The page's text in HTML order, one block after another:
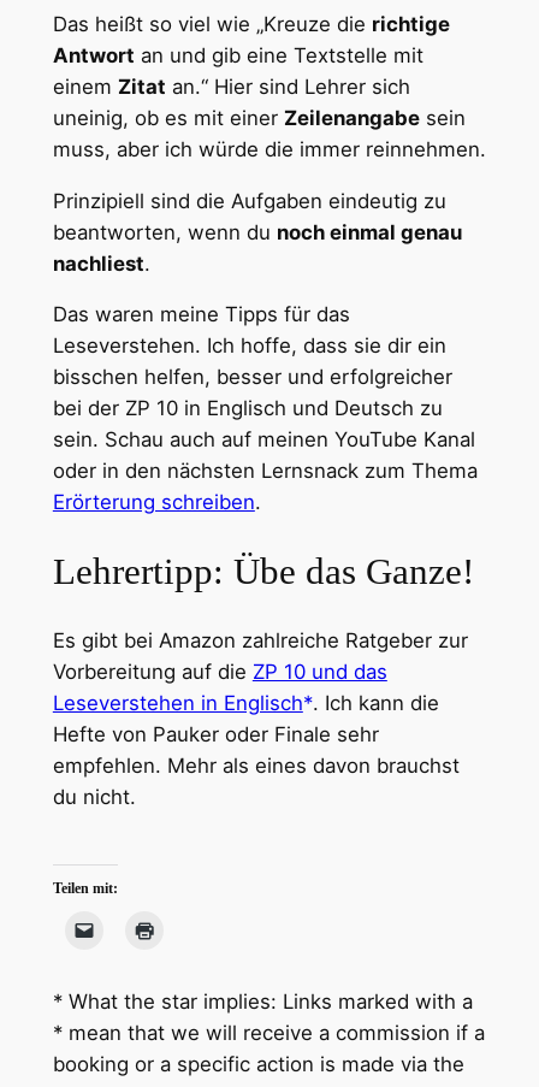
Das heißt so viel wie „Kreuze die richtige
Antwort an und gib eine Textstelle mit
einem Zitat an.“ Hier sind Lehrer sich
uneinig, ob es mit einer Zeilenangabesein
muss, aber ich würde die immer reinnehmen.
Prinzipiell sind die Aufgaben eindeutig zu
beantworten, wenn du noch einmal genau
nachliest.
Das waren meine Tipps für das
Leseverstehen. Ich hoffe, dass sie dir ein
bisschen helfen, besser und erfolgreicher
bei der ZP 10 in Englisch und Deutsch zu
sein. Schau auch auf meinen YouTube Kanal
oder in den nächsten Lernsnack zum Thema
Erörterung schreiben.
Lehrertipp: Übe das Ganze!
Es gibt bei Amazon zahlreiche Ratgeber zur
Vorbereitung auf die ZP 10 und das
Leseverstehen in Englisch . Ich kann die
Hefte von Pauker oder Finale sehr
empfehlen. Mehr als eines davon brauchst
du nicht.
Teilen mit:
* What the star implies: Links marked with a
* mean that we will receive a commission if a
booking or a specific action is made via the